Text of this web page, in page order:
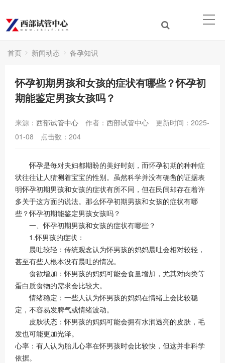
首页 新闻动态 备孕知识
怀孕初期男孩和女孩的症状有哪些？怀孕初
期能鉴定男孩女孩吗？
来源： 西部试管中心 作者： 西部试管中心
更新时间：2025-
01-08
点击数： 204
怀孕是每对夫妇都期盼的美好时刻，而怀孕初期的种种症
状往往让人猜测着宝宝的性别。虽然科学并没有确凿的证据表
明怀孕初期男孩和女孩的症状有所不同，但在民间却存在着许
多关于这方面的说法。那么怀孕初期男孩和女孩的症状有哪
些？怀孕初期能鉴定男孩女孩吗？
一、怀孕初期男孩和女孩的症状有哪些？
1.怀男孩的症状：
晨吐较轻：传统观念认为怀男孩的妈妈晨吐会相对较轻，
甚至有些人根本没有晨吐的情况。
食欲增加：怀男孩的妈妈可能会食量增加，尤其对肉类等
蛋白质食物的需求会比较大。
情绪稳定：一些人认为怀男孩的妈妈在情绪上会比较稳
定，不容易发脾气或情绪波动。
皮肤状态：怀男孩的妈妈可能会拥有水润透亮的皮肤，毛
发也可能更加光泽。
心率：有人认为胎儿心率在怀男孩时会比较快，但这并非科学
依据。